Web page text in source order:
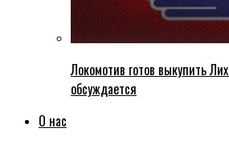
Локомотив готов выкупить
обсуждается
О нас